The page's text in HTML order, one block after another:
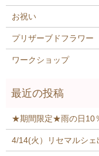
お祝い
プリザーブドフラワー
ワークショップ
★期間限定★雨の日10
4/14(火）リセマルシェ